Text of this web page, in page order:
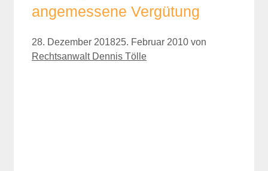
angemessene Vergütung
28. Dezember 201825. Februar 2010 von
Rechtsanwalt Dennis Tölle